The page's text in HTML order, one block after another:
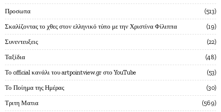
Προσωπα 513
Σκαλίζοντας το χθες στον ελληνικό τύπο με την Χριστίνα Φίλιππα 19
Συνεντευξεις 22
Ταξίδια 48
Το official κανάλι του artpointview.gr στο YouTube 53
Το Ποίημα της Ημέρας 30
Τριτη Ματια 569